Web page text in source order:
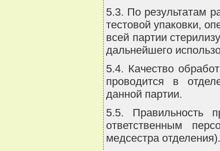
5.3. По результатам
тестовой упаковки,
всей партии
дальнейшего
5.4. Качество
проводится в
данной партии.
5.5. Правильность
ответственным
медсестра отделения).